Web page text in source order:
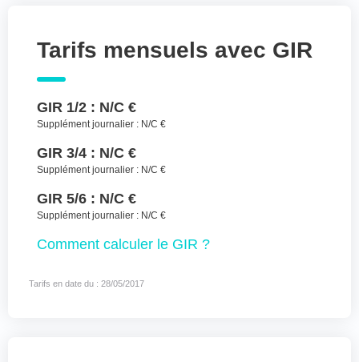
PNG, PDF, JPEG, TAILLE MAX. DES FICHIERS :
100 MB.
J'accepte les CGU (https://www.preprod-
ehpad-trikaya.fr/politique-de-
confidentialite/)*
ENVOYER
Tarifs mensuels avec GIR
GIR 1/2 : N/C €
Supplément journalier : N/C €
GIR 3/4 : N/C €
Supplément journalier : N/C €
GIR 5/6 : N/C €
Supplément journalier : N/C €
Comment calculer le GIR ?
Tarifs en date du : 28/05/2017